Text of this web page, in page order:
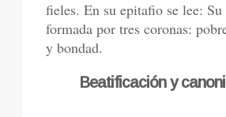
fieles. En su epitafio se lee: Su
formada por tres coronas:
y bondad.
Beatificación y